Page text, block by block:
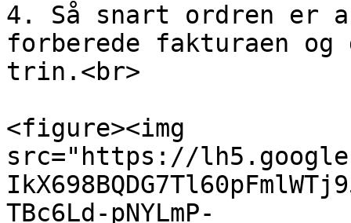
4. Så snart ordren er
forberede fakturaen og
trin.<br>
<figure><img
src="https://
TBc6Ld-pNYLmP-